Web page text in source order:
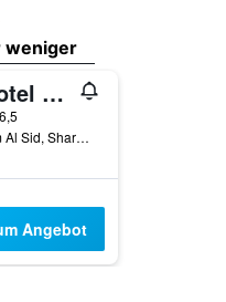
weniger
Aida Hotel Sharm El Sheikh
Hadabat Om Al Sid, Sharm El-Sheikh, Ägypten
Angebot